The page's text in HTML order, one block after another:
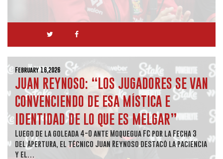
February 16,2026
JUAN REYNOSO: “LOS JUGADORES SE VAN
CONVENCIENDO DE ESA MÍSTICA E
IDENTIDAD DE LO QUE ES MELGAR”
Luego de la goleada 4-0 ante Moquegua FC por la Fecha 3
del Apertura, el técnico Juan Reynoso destacó la paciencia
y el…